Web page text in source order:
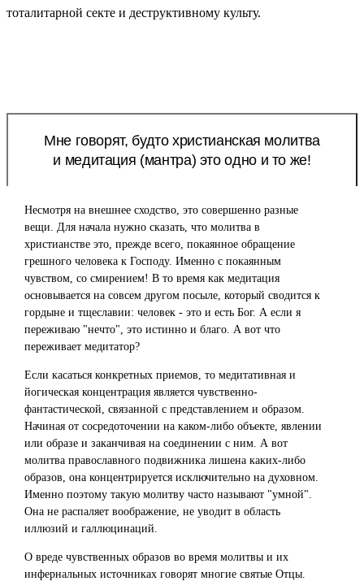
тоталитарной секте и деструктивному культу.
Мне говорят, будто христианская молитва
и медитация (мантра) это одно и то же!
Несмотря на внешнее сходство, это совершенно разные
вещи. Для начала нужно сказать, что молитва в
христианстве это, прежде всего, покаянное обращение
грешного человека к Господу. Именно с покаянным
чувством, со смирением! В то время как медитация
основывается на совсем другом посыле, который сводится к
гордыне и тщеславии: человек - это и есть Бог. А если я
переживаю "нечто", это истинно и благо. А вот что
переживает медитатор?
Если касаться конкретных приемов, то медитативная и
йогическая концентрация является чувственно-
фантастической, связанной с представлением и образом.
Начиная от сосредоточении на каком-либо объекте, явлении
или образе и заканчивая на соединении с ним. А вот
молитва православного подвижника лишена каких-либо
образов, она концентрируется исключительно на духовном.
Именно поэтому такую молитву часто называют "умной".
Она не распаляет воображение, не уводит в область
иллюзий и галлюцинаций.
О вреде чувственных образов во время молитвы и их
инфернальных источниках говорят многие святые Отцы.